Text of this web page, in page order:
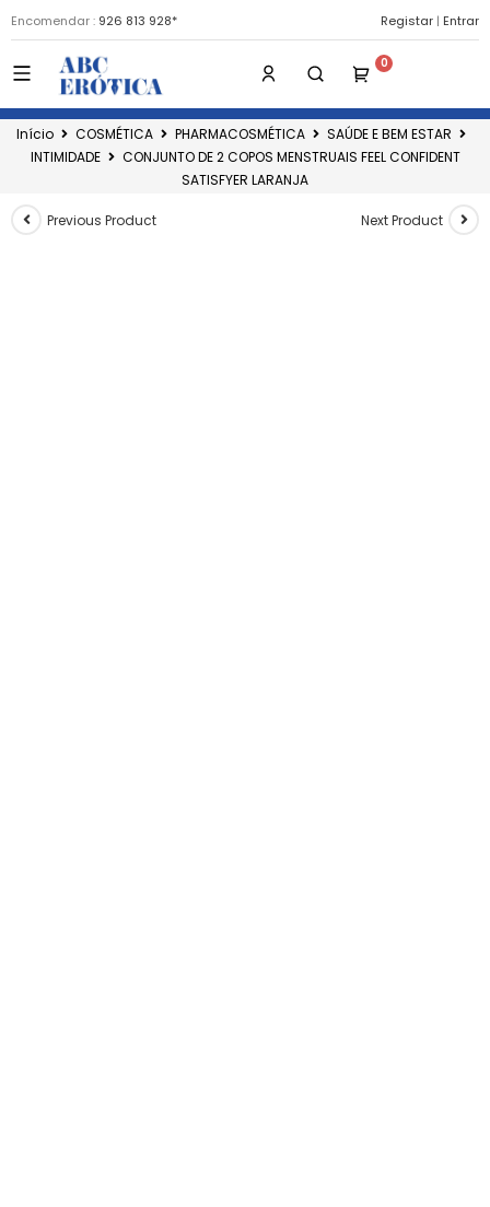
Encomendar : 926 813 928* Registar | Entrar
Início COSMÉTICA PHARMACOSMÉTICA
SAÚDE E BEM ESTAR
INTIMIDADE
CONJUNTO DE 2 COPOS MENSTRUAIS FEEL CONFIDENT
SATISFYER LARANJA
Previous Product Next Product